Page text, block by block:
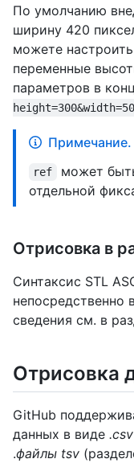
По умолчанию
ширину 420
можете
переменные
параметров в
Примечание.
ref
может
отдельной
Отрисовка в
Синтаксис STL
непосредственно
сведения см. в
Отрисовка
GitHub
данных в виде .csv
.файлы tsv